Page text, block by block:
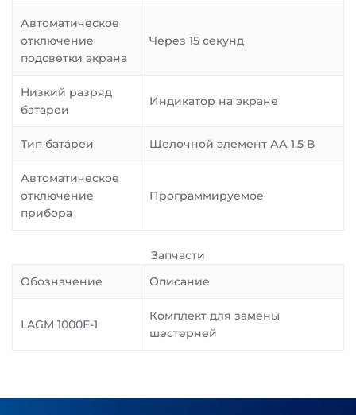
Автоматическое
отключение
подсветки экрана
Через 15 секунд
Низкий разряд
батареи
Индикатор на экране
Тип батареи Щелочной элемент АА 1,5 В
Автоматическое
отключение
прибора
Программируемое
Запчасти
Обозначение
Описание
LAGM 1000E-1
Комплект для замены
шестерней